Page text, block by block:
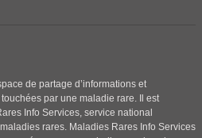
de partage d’informations et
par une maladie rare. Il est
Info Services, service national
rares. Maladies Rares Info Services